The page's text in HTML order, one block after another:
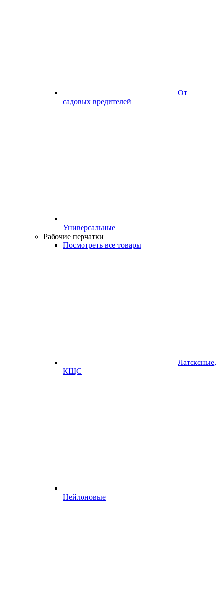
От
садовых вредителей
Универсальные
Рабочие перчатки
Посмотреть все товары
Латексные,
КЩС
Нейлоновые